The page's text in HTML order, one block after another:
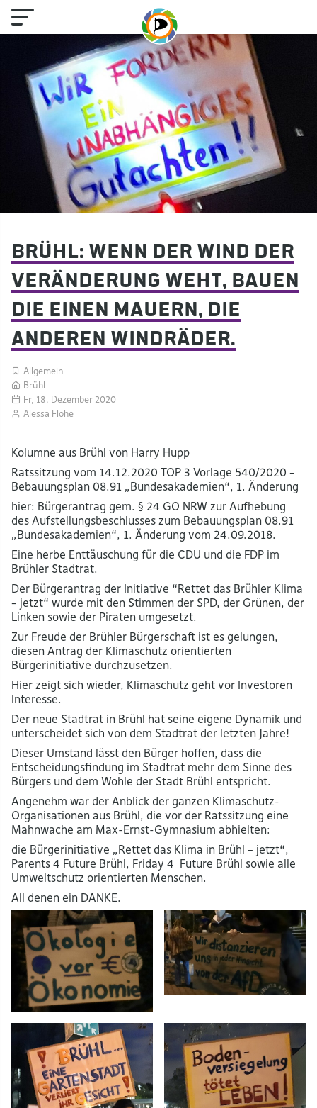
Brühl: Wenn der Wind der
Veränderung weht, bauen
die einen Mauern, die
anderen Windräder.
Allgemein
Brühl
Fr, 18. Dezember 2020
Alessa Flohe
Kolumne aus Brühl von Harry Hupp
Ratssitzung vom 14.12.2020 TOP 3 Vorlage 540/2020 –
Bebauungsplan 08.91 „Bundesakademien“, 1. Änderung
hier: Bürgerantrag gem. § 24 GO NRW zur Aufhebung
des Aufstellungsbeschlusses zum Bebauungsplan 08.91
„Bundesakademien“, 1. Änderung vom 24.09.2018.
Eine herbe Enttäuschung für die CDU und die FDP im
Brühler Stadtrat.
Der Bürgerantrag der Initiative “Rettet das Brühler Klima
– jetzt“ wurde mit den Stimmen der SPD, der Grünen, der
Linken sowie der Piraten umgesetzt.
Zur Freude der Brühler Bürgerschaft ist es gelungen,
diesen Antrag der Klimaschutz orientierten
Bürgerinitiative durchzusetzen.
Hier zeigt sich wieder, Klimaschutz geht vor Investoren
Interesse.
Der neue Stadtrat in Brühl hat seine eigene Dynamik und
unterscheidet sich von dem Stadtrat der letzten Jahre!
Dieser Umstand lässt den Bürger hoffen, dass die
Entscheidungsfindung im Stadtrat mehr dem Sinne des
Bürgers und dem Wohle der Stadt Brühl entspricht.
Angenehm war der Anblick der ganzen Klimaschutz-
Organisationen aus Brühl, die vor der Ratssitzung eine
Mahnwache am Max-Ernst-Gymnasium abhielten:
die Bürgerinitiative „Rettet das Klima in Brühl – jetzt“,
Parents 4 Future Brühl, Friday 4 Future Brühl sowie alle
Umweltschutz orientierten Menschen.
All denen ein DANKE.